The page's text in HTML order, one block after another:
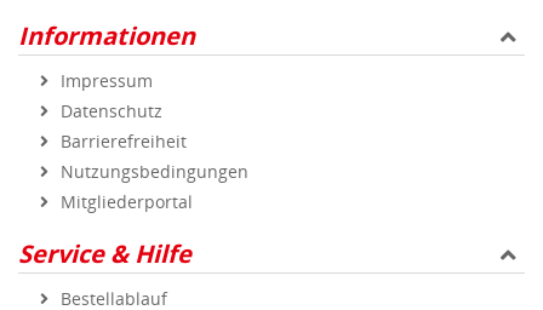
Informationen
Impressum
Datenschutz
Barrierefreiheit
Nutzungsbedingungen
Mitgliederportal
Service & Hilfe
Bestellablauf